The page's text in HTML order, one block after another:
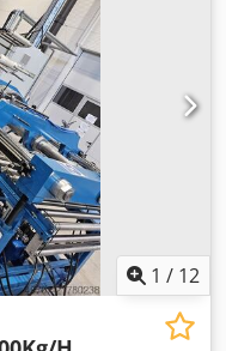
1 / 12